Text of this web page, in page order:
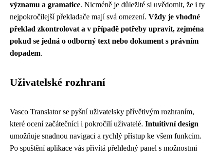
významu a gramatice. Nicméně je důležité si uvědomit, že i ty
nejpokročilejší překladače mají svá omezení. Vždy je vhodné
překlad zkontrolovat a v případě potřeby upravit, zejména
pokud se jedná o odborný text nebo dokument s právním
dopadem.
Uživatelské rozhraní
Vasco Translator se pyšní uživatelsky přívětivým rozhraním,
které ocení začátečníci i pokročilí uživatelé. Intuitivní design
umožňuje snadnou navigaci a rychlý přístup ke všem funkcím.
Po spuštění aplikace vás přivítá přehledný panel s možnostmi